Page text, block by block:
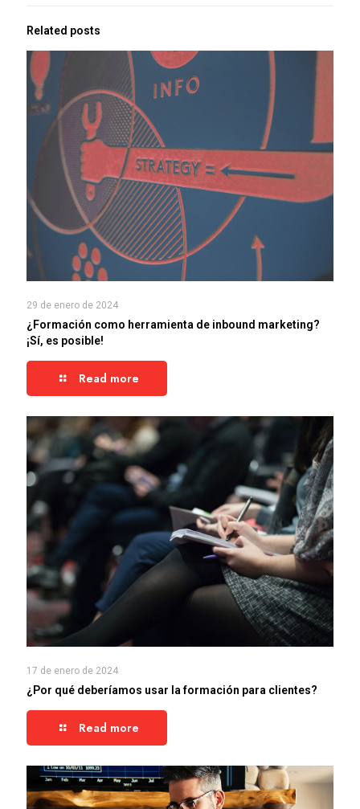
Related posts
29 de enero de 2024
¿Formación como herramienta de inbound marketing?
¡Sí, es posible!
Read more
17 de enero de 2024
¿Por qué deberíamos usar la formación para clientes?
Read more